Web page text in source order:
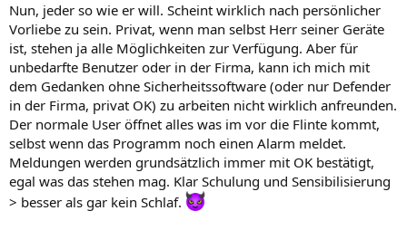
:
Nun, jeder so wie er will. Scheint wirklich nach persönlicher
Vorliebe zu sein. Privat, wenn man selbst Herr seiner Geräte
ist, stehen ja alle Möglichkeiten zur Verfügung. Aber für
unbedarfte Benutzer oder in der Firma, kann ich mich mit
dem Gedanken ohne Sicherheitssoftware (oder nur Defender
in der Firma, privat OK) zu arbeiten nicht wirklich anfreunden.
Der normale User öffnet alles was im vor die Flinte kommt,
selbst wenn das Programm noch einen Alarm meldet.
Meldungen werden grundsätzlich immer mit OK bestätigt,
egal was das stehen mag. Klar Schulung und Sensibilisierung
> besser als gar kein Schlaf.